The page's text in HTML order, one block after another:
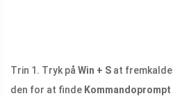
Trin 1. Tryk på Win + S at fremkalde
den for at finde Kommandoprompt